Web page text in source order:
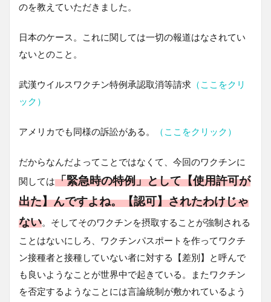
のを教えていただきました。
日本のケース。これに関しては一切の報道はなされてい
ないとのこと。
武漢ウイルスワクチン特例承認取消等請求 （ここをクリ
ック）
アメリカでも同様の訴訟がある。 （ここをクリック）
だからなんだよってことではなくて、今回のワクチンに
関しては「緊急時の特例」として【使用許可が
出た】んですよね。【認可】されたわけじゃ
ない 。そしてそのワクチンを摂取することが強制される
ことはないにしろ、ワクチンパスポートを作ってワクチ
ン接種者と接種していない者に対する【差別】と呼んで
も良いようなことが世界中で起きている。またワクチン
を否定するようなことには言論統制が敷かれているよう